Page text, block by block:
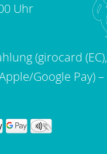
Uhr
(girocard (EC),
Google Pay) –